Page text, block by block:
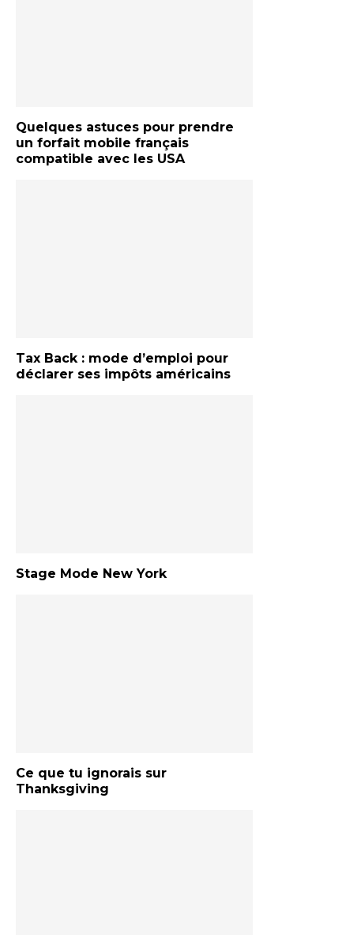
Quelques astuces pour prendre
un forfait mobile français
compatible avec les USA
Tax Back : mode d’emploi pour
déclarer ses impôts américains
Stage Mode New York
Ce que tu ignorais sur
Thanksgiving